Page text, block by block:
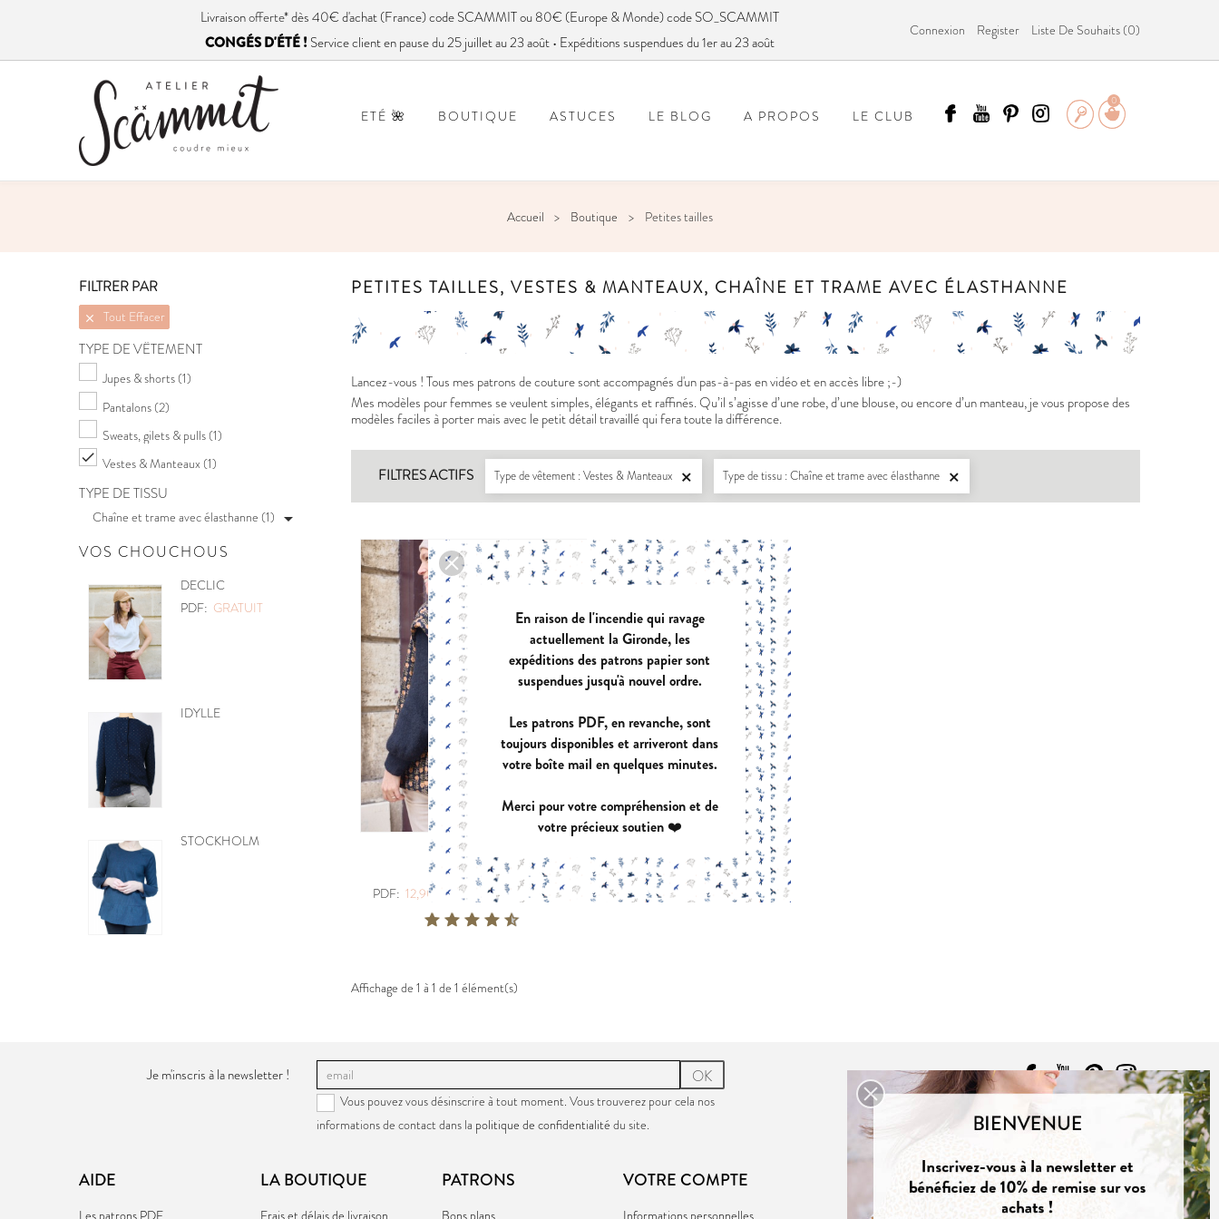
Livraisonofferte* dès 40€ d'achat (France) code SCAMMIT ou 80€ (Europe & Monde) code SO_SCAMMIT
CONGÉS D'ÉTÉ ! Service client en pause du 25 juillet au 23 août • Expéditions suspendues du 1er au 23 août
Connexion Register Liste De Souhaits (0)
0
ETÉ 🌺 BOUTIQUE ASTUCES LE BLOG A PROPOS LE CLUB
Accueil Boutique Petites tailles
FILTRER PAR
 Tout Effacer
TYPE DE VÊTEMENT
Jupes & shorts (1)
Pantalons (2)
Sweats, gilets & pulls (1)
 Vestes & Manteaux (1)
TYPE DE TISSU
Chaîne et trame avec élasthanne (1) 
VOS CHOUCHOUS
POCHETTE
PDF: GRATUIT
MOBILE CŒURS
BE PRETTY
LISERON
PDF:
12,90 €
POCHETTE:17,90 €
EUGENIE
PDF:
11,90 €
POCHETTE:17,90 €
VIREVOLTE
PDF: 12,90 €
POCHETTE: 17,90 €
ZEPHIR
PDF:11,40 €
POCHETTE:
PANIER A DOUDOUS
PDF: GRATUIT
AZUR
PDF: 12,90 €
POCHETTE:
PETITES TAILLES, VESTES & MANTEAUX, CHAÎNE ET TRAME AVEC ÉLASTHANNE
Lancez-vous ! Tous mes patrons de couture sont accompagnés d'un pas-à-pas en vidéo et en accès libre ;-)
Mes modèles pour femmes se veulent simples, élégants et raffinés. Qu’il s’agisse d’une robe, d’une blouse, ou encore d’un manteau, je vous propose des
modèles faciles à porter mais avec le petit détail travaillé qui fera toute la différence.
FILTRES ACTIFS Type de vêtement : Vestes & Manteaux  Type de tissu : Chaîne et trame avec élasthanne 
VIVA
PDF: 12,90 €|POCHETTE:17,90 €
Affichage de 1 à 1 de 1 élément(s)
Je m'inscris à la newsletter ! OK
Vous pouvez vous désinscrire à tout moment. Vous trouverez pour cela nos
informations de contact dans la politique de confidentialité du site.
AIDE
Les patrons PDF
LA BOUTIQUE
Frais et délais de livraison
PATRONS
Bons plans
VOTRE COMPTE
Informations personnelles
CONTACT
NOUS CONTACTER
En raison de l'incendie qui ravage
actuellement la Gironde, les
expéditions des patrons papier sont
suspendues jusqu'à nouvel ordre.
Les patrons PDF, en revanche, sont
toujours disponibles et arriveront dans
votre boîte mail en quelques minutes.
Merci pour votre compréhension et de
votre précieux soutien ❤️